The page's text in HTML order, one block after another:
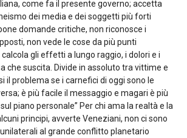
come fa il presente governo; accetta
dei media e dei soggetti più forti
domande critiche, non riconosce i
non vede le cose da più punti
calcola gli effetti a lungo raggio, i dolori e i
che suscita. Divide in assoluto tra vittime e
il problema se i carnefici di oggi sono le
è più facile il messaggio e magari è più
piano personale” Per chi ama la realtà e la
principi, avverte Veneziani, non ci sono
al grande conflitto planetario